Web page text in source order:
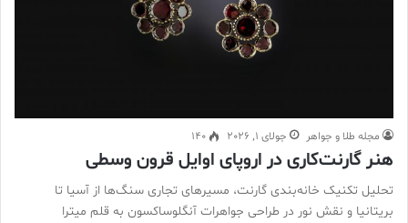
مجله طلا و جواهر جولای 1, 2026 140
هنر گارنت‌کاری در اروپای اوایل قرون وسطی
تحلیل تکنیک خانه‌بندی گارنت، مسیرهای تجاری سنگ‌ها از آسیا تا
بریتانیا و نقش نور در طراحی جواهرات آنگلوساکسون به قلم میترا